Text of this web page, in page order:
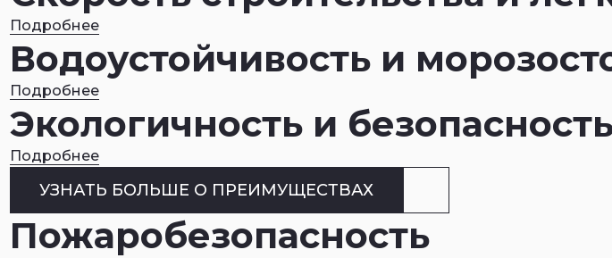
Подробнее
Водоустойчивость и
Подробнее
Экологичность и
Подробнее
УЗНАТЬ БОЛЬШЕ О ПРЕИМУЩЕСТВАХ
Пожаробезо­пасность